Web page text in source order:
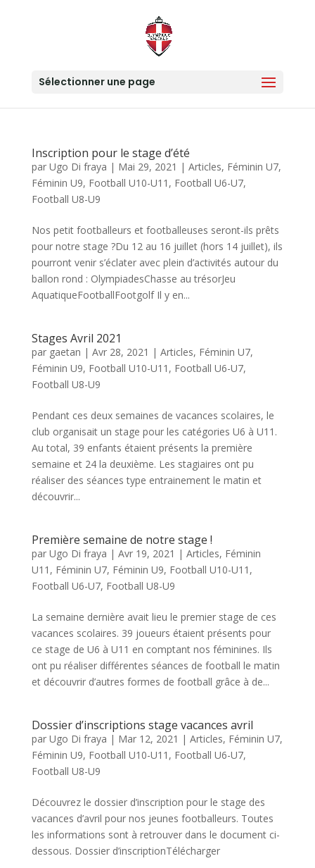
Sélectionner une page
Inscription pour le stage d’été
par Ugo Di fraya | Mai 29, 2021 | Articles, Féminin U7,
Féminin U9, Football U10-U11 , Football U6-U7,
Football U8-U9
Nos petit footballeurs et footballeuses seront-ils prêts
pour notre stage ?Du 12 au 16 juillet (hors 14 juillet), ils
pourront venir s’éclater avec plein d’activités autour du
ballon rond : OlympiadesChasse au trésorJeu
AquatiqueFootballFootgolf Il y en...
Stages Avril 2021
par gaetan | Avr 28, 2021 | Articles, Féminin U7,
Féminin U9, Football U10-U11 , Football U6-U7,
Football U8-U9
Pendant ces deux semaines de vacances scolaires, le
club organisait un stage pour les catégories U6 à U11.
Au total, 39 enfants étaient présents la première
semaine et 24 la deuxième. Les stagiaires ont pu
réaliser des séances type entrainement le matin et
découvrir...
Première semaine de notre stage !
par Ugo Di fraya | Avr 19, 2021 | Articles, Féminin
U11 , Féminin U7, Féminin U9, Football U10-U11 ,
Football U6-U7, Football U8-U9
La semaine dernière avait lieu le premier stage de ces
vacances scolaires. 39 joueurs étaient présents pour
ce stage de U6 à U11 en comptant nos féminines. Ils
ont pu réaliser différentes séances de football le matin
et découvrir d’autres formes de football grâce à de...
Dossier d’inscriptions stage vacances avril
par Ugo Di fraya | Mar 12, 2021 | Articles, Féminin U7,
Féminin U9, Football U10-U11 , Football U6-U7,
Football U8-U9
Découvrez le dossier d’inscription pour le stage des
vacances d’avril pour nos jeunes footballeurs. Toutes
les informations sont à retrouver dans le document ci-
dessous. Dossier d’inscriptionTélécharger